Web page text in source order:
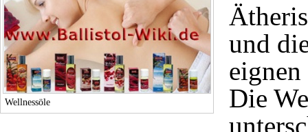
Wellnessöle
und
eignen
Die